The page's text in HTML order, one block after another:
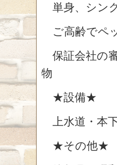
単身、シン
ご高齢でペ
保証会社の
物
★設備★
上水道・本
★その他★